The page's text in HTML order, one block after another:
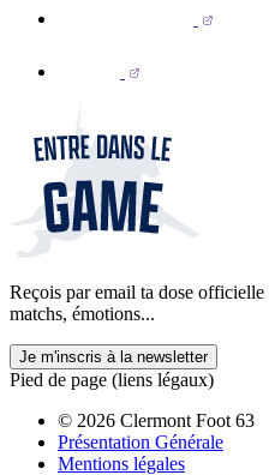
Reçois par email ta dose
matchs, émotions...
Je m'inscris à la newsletter
Pied de page (liens légaux)
© 2026 Clermont Foot 63
Présentation Générale
Mentions légales